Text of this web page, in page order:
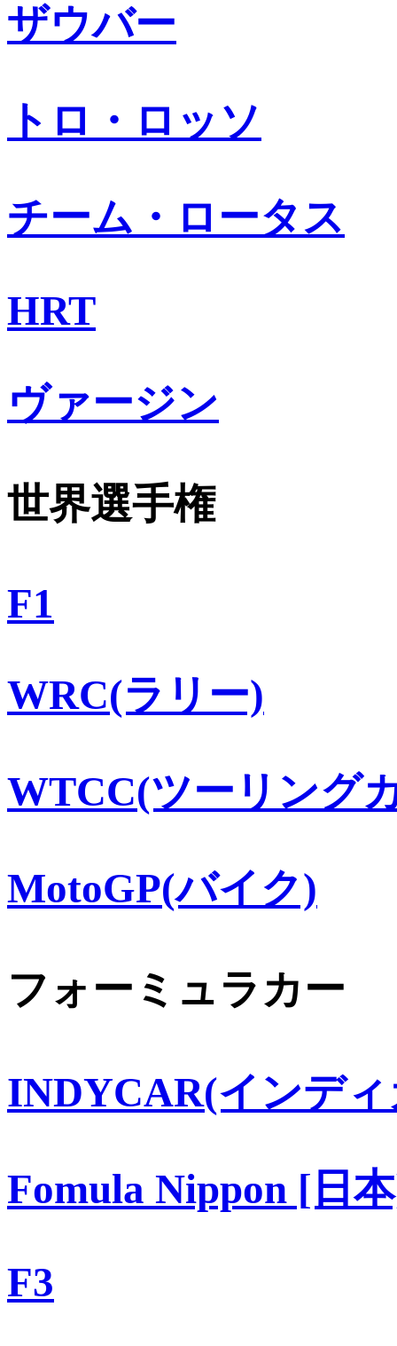
ザウバー
トロ・ロッソ
チーム・ロータス
HRT
ヴァージン
世界選手権
F1
WRC(ラリー)
WTCC(ツーリング
MotoGP(バイク)
フォーミュラカー
INDYCAR(インデ
Fomula Nippon [日
F3